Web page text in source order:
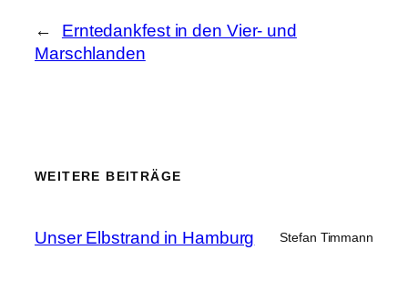
←
Erntedankfest in den Vier- und
Marschlanden
WEITERE BEITRÄGE
Unser Elbstrand in Hamburg Stefan Timmann